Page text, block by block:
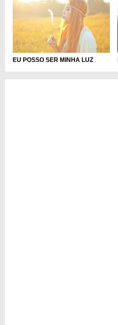
EU POSSO SER MINHA LUZ